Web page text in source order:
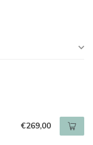
€269,00